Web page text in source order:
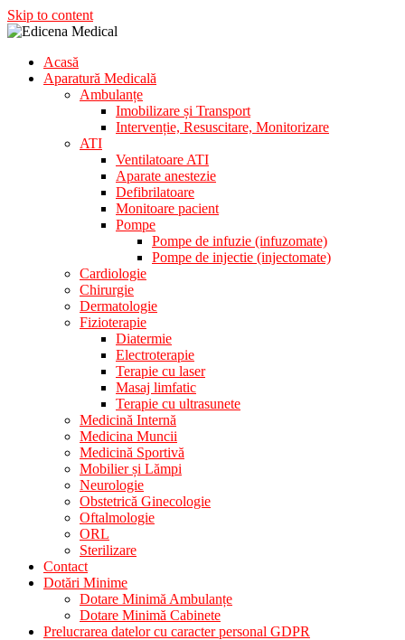
Skip to content
Edicena Medical
Aparatura Medicala
Acasă
Aparatură Medicală
Ambulanțe
Imobilizare și Transport
Intervenție, Resuscitare, Monitorizare
ATI
Ventilatoare ATI
Aparate anestezie
Defibrilatoare
Monitoare pacient
Pompe
Pompe de infuzie (infuzomate)
Pompe de injectie (injectomate)
Cardiologie
Chirurgie
Dermatologie
Fizioterapie
Diatermie
Electroterapie
Terapie cu laser
Masaj limfatic
Terapie cu ultrasunete
Medicină Internă
Medicina Muncii
Medicină Sportivă
Mobilier și Lămpi
Neurologie
Obstetrică Ginecologie
Oftalmologie
ORL
Sterilizare
Contact
Dotări Minime
Dotare Minimă Ambulanțe
Dotare Minimă Cabinete
Prelucrarea datelor cu caracter personal GDPR